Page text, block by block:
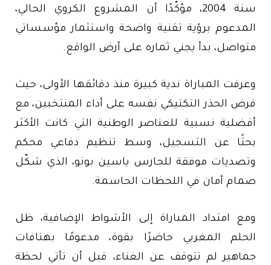
سنة 2004، مؤكّدًا أن المشروع الكروي الحالي،
المدعوم برؤية تقنية واضحة واستثمار مؤسساتي
متواصل، بدأ يجني ثماره على أرض الواقع.
وعرفت المباراة ندية كبيرة منذ دقائقها الأولى، حيث
فرض الحذر التكتيكي نفسه على أداء المنتخبين، مع
أفضلية نسبية للعناصر الوطنية التي كانت الأكثر
بحثًا عن التسجيل، وسط تنظيم دفاعي محكم
وتصديات موفقة للحارس ياسين بونو، الذي شكّل
صمام أمان في اللحظات الحاسمة.
ومع امتداد المباراة إلى الأشواط الإضافية، ظل
الحلم المغربي حاضرًا بقوة، مدعومًا بهتافات
جماهير لم تتوقف عن الغناء، قبل أن تأتي لحظة